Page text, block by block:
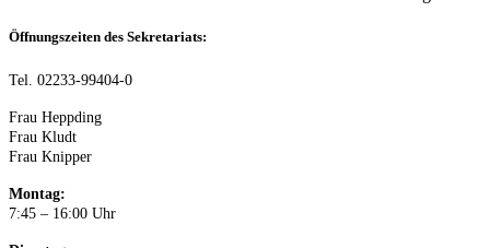
Öffnungszeiten des Sekretariats:
Tel. 02233-99404-0
Frau Heppding
Frau Kludt
Frau Knipper
Montag:
7:45 – 16:00 Uhr